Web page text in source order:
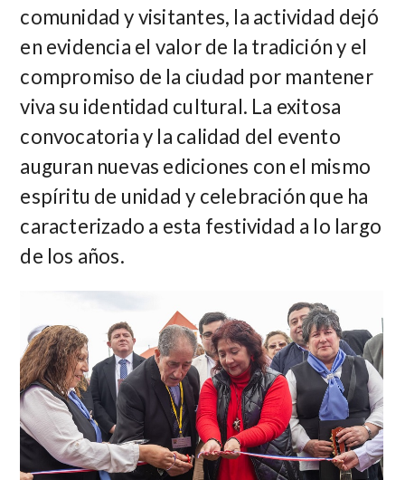
comunidad y visitantes, la actividad dejó
en evidencia el valor de la tradición y el
compromiso de la ciudad por mantener
viva su identidad cultural. La exitosa
convocatoria y la calidad del evento
auguran nuevas ediciones con el mismo
espíritu de unidad y celebración que ha
caracterizado a esta festividad a lo largo
de los años.